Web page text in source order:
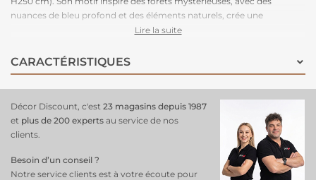
nuances de bleu profond et des éléments naturels, crée une
atmosphère sereine et féerique, idéale pour un salon, une chambre
nature tout en ajoutant une dimension artistique à vos murs.
à poser grâce à son intissé, cepapier peintgarantit un rendu net et
Lire la suite
CARACTÉRISTIQUES
Décor Discount, c'est 23 magasins depuis 1987
et plus de 200 experts au service de nos
clients.
Besoin d’un conseil ?
Notre service clients est à votre écoute pour